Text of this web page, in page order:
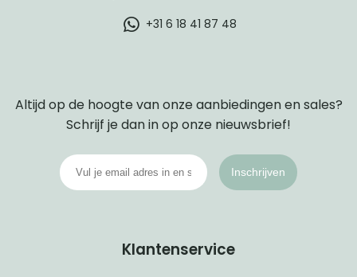
+31 6 18 41 87 48
Altijd op de hoogte van onze aanbiedingen en sales?
Schrijf je dan in op onze nieuwsbrief!
Inschrijven
Klantenservice